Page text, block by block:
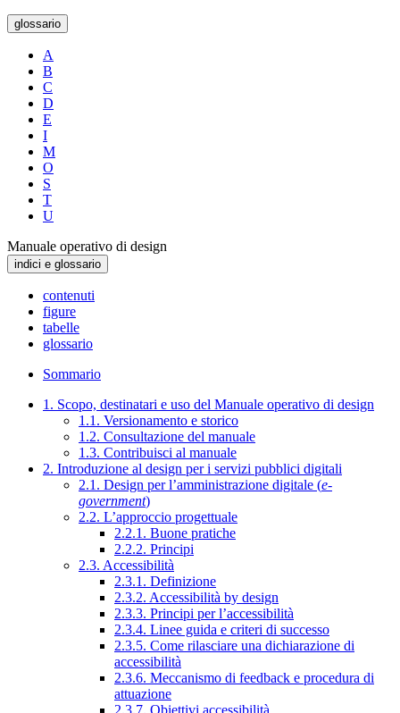
glossario
A
B
C
D
E
I
M
O
S
T
U
Manuale operativo di design
indici e glossario
contenuti
figure
tabelle
glossario
Sommario
1. Scopo, destinatari e uso del Manuale operativo di design
1.1. Versionamento e storico
1.2. Consultazione del manuale
1.3. Contribuisci al manuale
2. Introduzione al design per i servizi pubblici digitali
2.1. Design per l’amministrazione digitale (e-
government)
2.2. L’approccio progettuale
2.2.1. Buone pratiche
2.2.2. Principi
2.3. Accessibilità
2.3.1. Definizione
2.3.2. Accessibilità by design
2.3.3. Principi per l’accessibilità
2.3.4. Linee guida e criteri di successo
2.3.5. Come rilasciare una dichiarazione di
accessibilità
2.3.6. Meccanismo di feedback e procedura di
attuazione
2.3.7. Obiettivi accessibilità